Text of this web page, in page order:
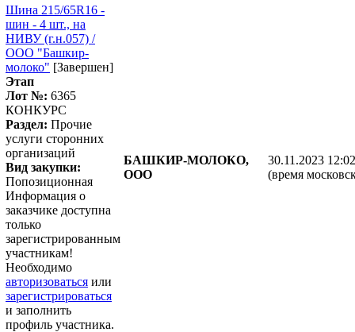
Шина 215/65R16 -
шин - 4 шт., на
НИВУ (г.н.057) /
ООО "Башкир-
молоко" [Завершен]
Этап
Лот №: 6365
КОНКУРС
Раздел: Прочие
услуги сторонних
организаций
Вид закупки:
Попозиционная
Информация о
заказчике доступна
только
зарегистрированным
участникам!
Необходимо
авторизоваться или
зарегистрироваться
и заполнить
профиль участника.
БАШКИР-МОЛОКО,
ООО
30.11.2023
(время